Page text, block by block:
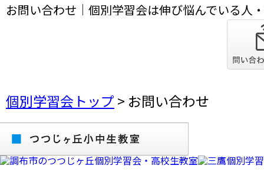
お問い合わせ｜個別学習会は伸び悩んでいる人
格に導くことが得意なプロの個別指導塾です。
個別学習会トップ > お問い合わせ